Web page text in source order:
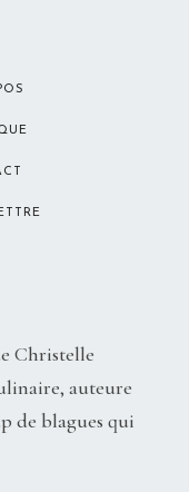
Christelle
auteure
de blagues qui